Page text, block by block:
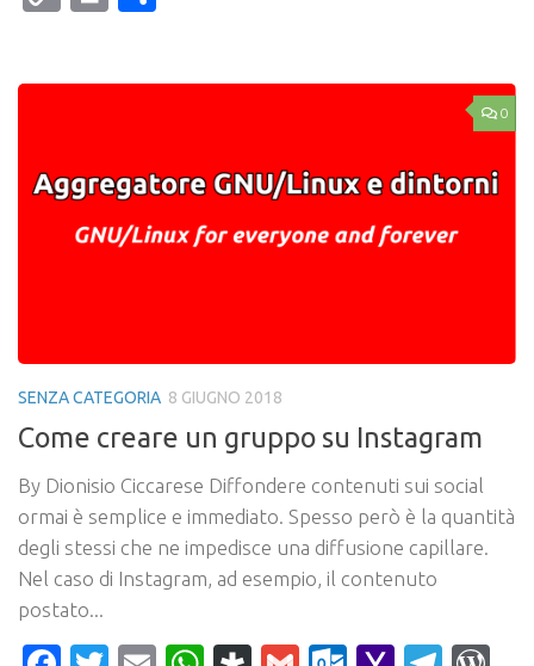
0
SENZA CATEGORIA 8 GIUGNO 2018
Come creare un gruppo su Instagram
By Dionisio Ciccarese Diffondere contenuti sui social
ormai è semplice e immediato. Spesso però è la quantità
degli stessi che ne impedisce una diffusione capillare.
Nel caso di Instagram, ad esempio, il contenuto
postato...